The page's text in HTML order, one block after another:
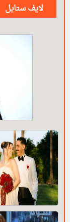
لايف ستايل